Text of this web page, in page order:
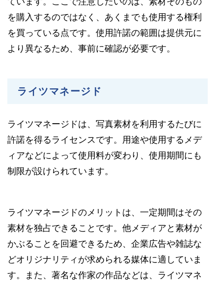
を購入するのではなく、あくまでも使用する権利
を買っている点です。使用許諾の範囲は提供元に
より異なるため、事前に確認が必要です。
ライツマネージド
ライツマネージドは、写真素材を利用するたびに
許諾を得るライセンスです。用途や使用するメデ
ィアなどによって使用料が変わり、使用期間にも
制限が設けられています。
ライツマネージドのメリットは、一定期間はその
素材を独占できることです。他メディアと素材が
かぶることを回避できるため、企業広告や雑誌な
どオリジナリティが求められる媒体に適していま
す。また、著名な作家の作品などは、ライツマネ